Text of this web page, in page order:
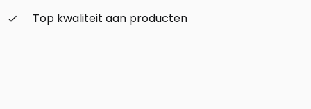
check_small
Top kwaliteit aan producten